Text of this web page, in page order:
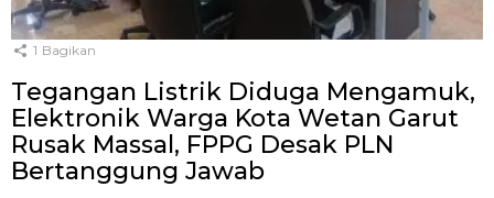
1 Bagikan
Tegangan Listrik Diduga Mengamuk,
Elektronik Warga Kota Wetan Garut
Rusak Massal, FPPG Desak PLN
Bertanggung Jawab